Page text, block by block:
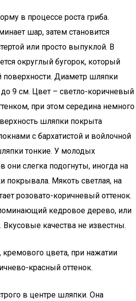
в процессе роста гриба.
шар, затем становится
или просто выпуклой. В
округлый бугорок, который
поверхности. Диаметр шляпки
до 9 см. Цвет – светло-коричневый
при этом середина немного
шляпки покрыта
с бархатистой и войлочной
тонкие. У молодых
слегка подогнуты, иногда на
покрывала. Мякоть светлая, на
розовато-коричневый оттенок.
кедровое дерево, или
Вкусовые качества не известны.
кремового цвета, при нажатии
красный оттенок.
в центре шляпки. Она